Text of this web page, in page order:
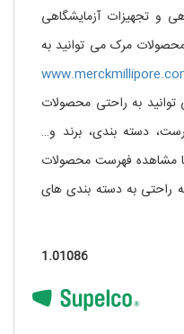
و تجهیزات آزمایشگاهی
مرک می توانید به
به راحتی محصولات
دسته بندی، برند و…
مشاهده فهرست محصولات
به دسته بندی های
1.01086